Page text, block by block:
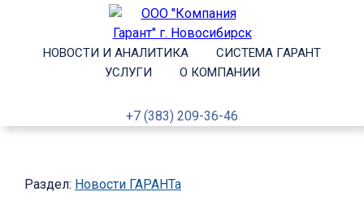
НОВОСТИ И АНАЛИТИКА
СИСТЕМА ГАРАНТ
УСЛУГИ
О КОМПАНИИ
+7 (383) 209-36-46
Раздел: Новости ГАРАНТа